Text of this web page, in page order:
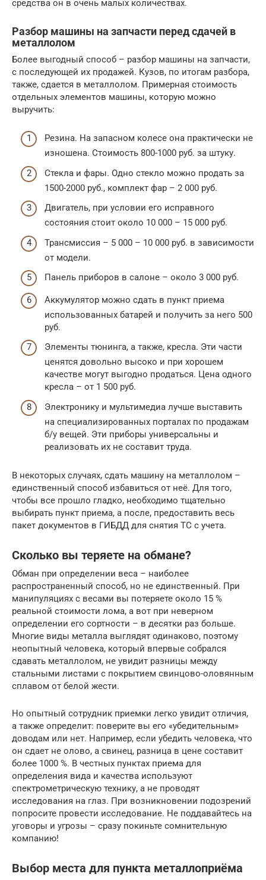
средства он в очень малых количествах.
Разбор машины на запчасти перед сдачей в
металлолом
Более выгодный способ – разбор машины на запчасти,
с последующей их продажей. Кузов, по итогам разбора,
также, сдается в металлолом. Примерная стоимость
отдельных элементов машины, которую можно
выручить:
Резина. На запасном колесе она практически не
изношена. Стоимость 800-1000 руб. за штуку.
Стекла и фары. Одно стекло можно продать за
1500-2000 руб., комплект фар – 2 000 руб.
Двигатель, при условии его исправного
состояния стоит около 10 000 – 15 000 руб.
Трансмиссия – 5 000 – 10 000 руб. в зависимости
от модели.
Панель приборов в салоне – около 3 000 руб.
Аккумулятор можно сдать в пункт приема
использованных батарей и получить за него 500
руб.
Элементы тюнинга, а также, кресла. Эти части
ценятся довольно высоко и при хорошем
качестве могут выгодно продаться. Цена одного
кресла – от 1 500 руб.
Электронику и мультимедиа лучше выставить
на специализированных порталах по продажам
б/у вещей. Эти приборы универсальны и
реализовать их не составит труда.
В некоторых случаях, сдать машину на металлолом –
единственный способ избавиться от неё. Для того,
чтобы все прошло гладко, необходимо тщательно
выбирать пункт приема, а после, предоставить весь
пакет документов в ГИБДД для снятия ТС с учета.
Сколько вы теряете на обмане?
Обман при определении веса – наиболее
распространенный способ, но не единственный. При
манипуляциях с весами вы потеряете около 15 %
реальной стоимости лома, а вот при неверном
определении его сортности – в десятки раз больше.
Многие виды металла выглядят одинаково, поэтому
неопытный человека, который впервые собрался
сдавать металлолом, не увидит разницы между
стальными листами с покрытием свинцово-оловянным
сплавом от белой жести.
Но опытный сотрудник приемки легко увидит отличия,
а также определит: поверите вы его «убедительным»
доводам или нет. Например, если убедить человека, что
он сдает не олово, а свинец, разница в цене составит
более 1000 %. В честных пунктах приема для
определения вида и качества используют
спектрометрическую технику, а не проводят
исследования на глаз. При возникновении подозрений
попросите провести исследование. Не поддавайтесь на
уговоры и угрозы – сразу покиньте сомнительную
компанию!
Выбор места для пункта металлоприёма